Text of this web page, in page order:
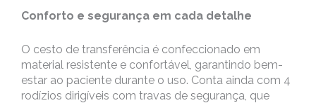
Conforto e segurança em cada detalhe
O cesto de transferência é confeccionado em
material resistente e confortável, garantindo bem-
estar ao paciente durante o uso. Conta ainda com 4
rodízios dirigíveis com travas de segurança, que